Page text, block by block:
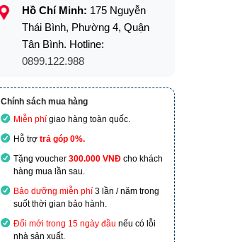
Hồ Chí Minh: 175 Nguyễn
Thái Bình, Phường 4, Quận
Tân Bình. Hotline:
0899.122.988
Chính sách mua hàng
Miễn phí giao hàng toàn quốc.
Hỗ trợ trả góp 0%.
Tặng voucher 300.000 VNĐcho khách
hàng mua lần sau.
Bảo dưỡng miễn phí3 lần / năm trong
suốt thời gian bảo hành.
Đổi mới trong 15 ngày đầu nếu có lỗi
nhà sản xuất.